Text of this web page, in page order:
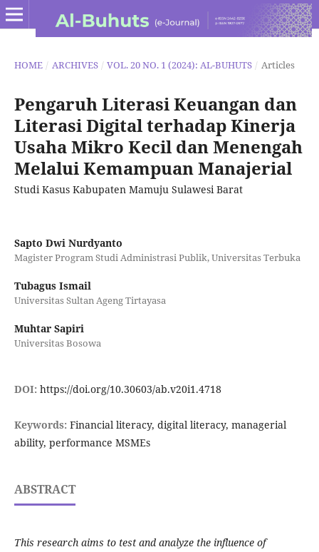
HOME / ARCHIVES / VOL. 20 NO. 1 (2024): AL-BUHUTS / Articles
Pengaruh Literasi Keuangan dan
Literasi Digital terhadap Kinerja
Usaha Mikro Kecil dan Menengah
Melalui Kemampuan Manajerial
Studi Kasus Kabupaten Mamuju Sulawesi Barat
Sapto Dwi Nurdyanto
Magister Program Studi Administrasi Publik, Universitas Terbuka
Tubagus Ismail
Universitas Sultan Ageng Tirtayasa
Muhtar Sapiri
Universitas Bosowa
DOI: https://doi.org/10.30603/ab.v20i1.4718
Keywords: Financial literacy, digital literacy, managerial
ability, performance MSMEs
ABSTRACT
This research aims to test and analyze the influence of